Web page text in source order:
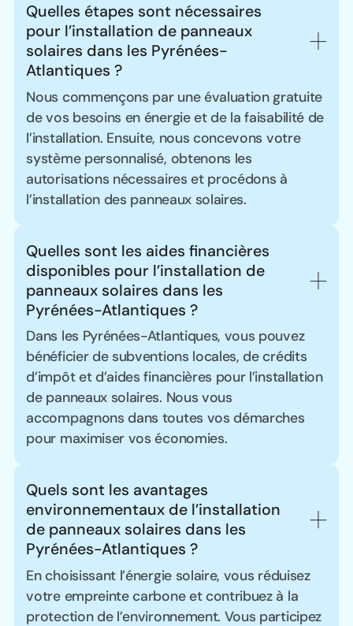
Quelles étapes sont nécessaires
pour l’installation de panneaux
solaires dans les Pyrénées-
Atlantiques ?
Nous commençons par une évaluation gratuite
de vos besoins en énergie et de la faisabilité de
l’installation. Ensuite, nous concevons votre
système personnalisé, obtenons les
autorisations nécessaires et procédons à
l’installation des panneaux solaires.
Quelles sont les aides financières
disponibles pour l’installation de
panneaux solaires dans les
Pyrénées-Atlantiques ?
Dans les Pyrénées-Atlantiques, vous pouvez
bénéficier de subventions locales, de crédits
d’impôt et d’aides financières pour l’installation
de panneaux solaires. Nous vous
accompagnons dans toutes vos démarches
pour maximiser vos économies.
Quels sont les avantages
environnementaux de l’installation
de panneaux solaires dans les
Pyrénées-Atlantiques ?
En choisissant l’énergie solaire, vous réduisez
votre empreinte carbone et contribuez à la
protection de l’environnement. Vous participez